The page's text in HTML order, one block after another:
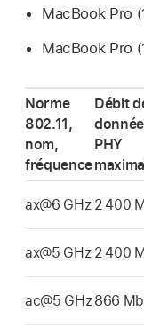
MacBook Pro
MacBook Pro
Norme
802.11,
nom,
fréquence
Débit
PHY
ax@6 GHz 2 400
ax@5 GHz 2 400
ac@5 GHz 866